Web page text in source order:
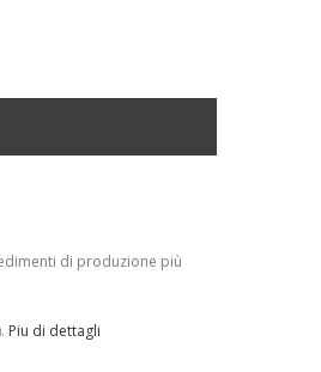
di produzione più
Piu di dettagli